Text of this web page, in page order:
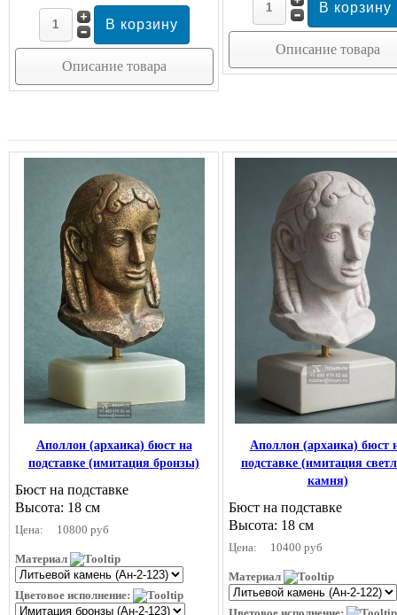
Описание товара
Описание товара
Аполлон (архаика) бюст на
подставке (имитация бронзы)
Бюст на подставке
Высота: 18 см
Цена: 10800 руб
Материал
Цветовое исполнение:
Аполлон (архаика) бюст
подставке (имитация
камня)
Бюст на подставке
Высота: 18 см
Цена: 10400 руб
Материал